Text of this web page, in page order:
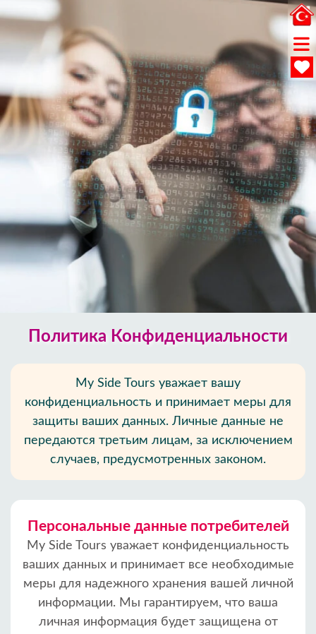
Политика Конфиденциальности
My Side Tours уважает вашу
конфиденциальность и принимает меры для
защиты ваших данных. Личные данные не
передаются третьим лицам, за исключением
случаев, предусмотренных законом.
Персональные данные потребителей
My Side Tours уважает конфиденциальность
ваших данных и принимает все необходимые
меры для надежного хранения вашей личной
информации. Мы гарантируем, что ваша
личная информация будет защищена от